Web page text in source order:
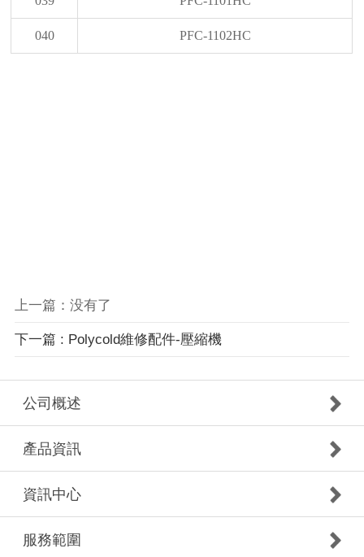
040 PFC-1102HC
上一篇：没有了
下一篇 : Polycold維修配件-壓縮機
公司概述
產品資訊
資訊中心
服務範圍